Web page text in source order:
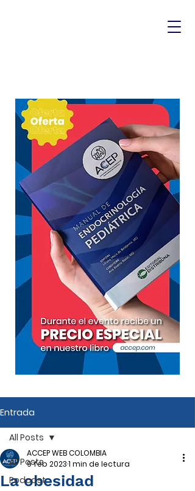
Entrada
All Posts
Podcast
All Posts
La obesidad
ACCEP WEB COLOMBIA
9 feb 20231 min de lectura